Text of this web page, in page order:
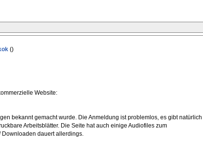
()
Website:
bekannt gemacht wurde. Die Anmeldung ist problemlos, es gibt natürlich
Arbeitsblätter. Die Seite hat auch einige Audiofiles zum
dauert allerdings.